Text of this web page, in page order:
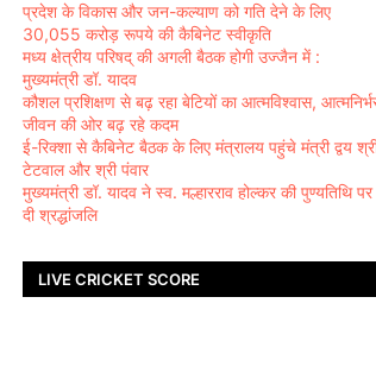
प्रदेश के विकास और जन-कल्याण को गति देने के लिए
30,055 करोड़ रूपये की कैबिनेट स्वीकृति
मध्य क्षेत्रीय परिषद् की अगली बैठक होगी उज्जैन में :
मुख्यमंत्री डॉ. यादव
कौशल प्रशिक्षण से बढ़ रहा बेटियों का आत्मविश्वास,
जीवन की ओर बढ़ रहे कदम
ई-रिक्शा से कैबिनेट बैठक के लिए मंत्रालय पहुंचे मंत्री द्वय
टेटवाल और श्री पंवार
मुख्यमंत्री डॉ. यादव ने स्व. मल्हारराव होल्कर की पुण्यतिथि पर
दी श्रद्धांजलि
LIVE CRICKET SCORE